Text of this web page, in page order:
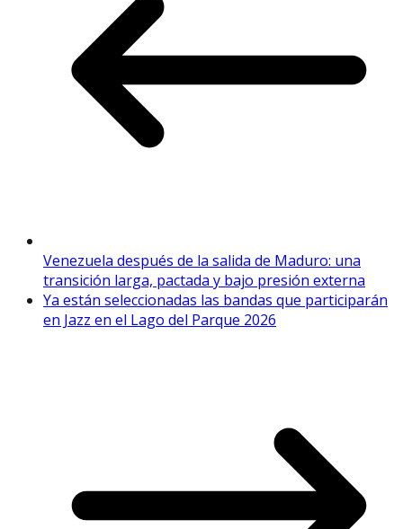
Venezuela después de la salida de Maduro: una
transición larga, pactada y bajo presión externa
Ya están seleccionadas las bandas que participarán
en Jazz en el Lago del Parque 2026